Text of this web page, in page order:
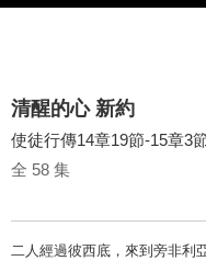
清醒的心 新約
使徒行傳14章19節-15章3
全 58 集
二人經過彼西底，來到旁非利